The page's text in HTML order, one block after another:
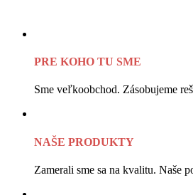
PRE KOHO TU SME
Sme veľkoobchod. Zásobujeme
NAŠE PRODUKTY
Zamerali sme sa na kvalitu. Naše